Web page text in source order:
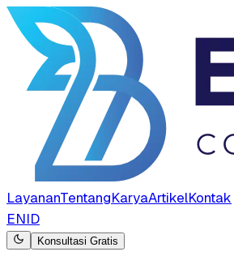
LayananTentangKaryaArtikelKontak
ENID
Konsultasi Gratis